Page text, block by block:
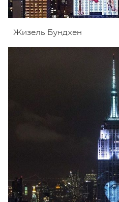
Жизель Бундхен